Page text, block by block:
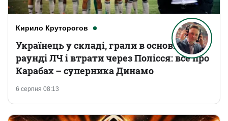
Кирило Круторогов
6 серпня 08:13
Українець у складі, грали в основному
раунді ЛЧ і втрати через Полісся: все про
Карабах – суперника Динамо